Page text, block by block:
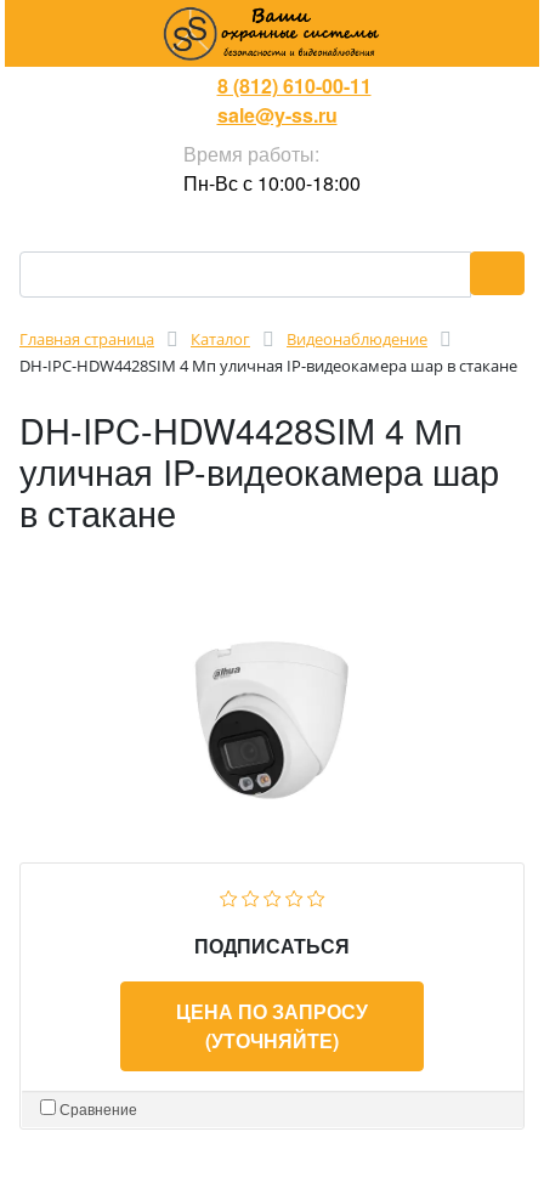
8 (812) 610-00-11
sale@y-ss.ru
Время работы:
Пн-Вс с 10:00-18:00
Главная страница Каталог
Видеонаблюдение
DH-IPC-HDW4428SIM 4 Мп уличная IP-видеокамера шар в стакане
DH-IPC-HDW4428SIM 4 Мп
уличная IP-видеокамера шар
в стакане
ПОДПИСАТЬСЯ
ЦЕНА ПО ЗАПРОСУ
(УТОЧНЯЙТЕ)
Сравнение